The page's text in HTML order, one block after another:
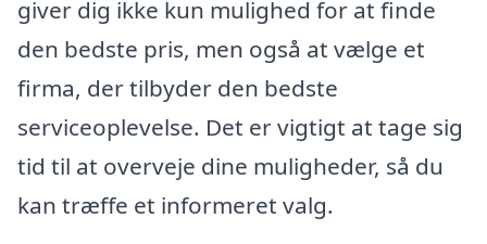
giver dig ikke kun mulighed for at finde
den bedste pris, men også at vælge et
firma, der tilbyder den bedste
serviceoplevelse. Det er vigtigt at tage sig
tid til at overveje dine muligheder, så du
kan træffe et informeret valg.